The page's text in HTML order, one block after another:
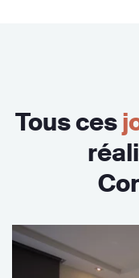
Tous ces